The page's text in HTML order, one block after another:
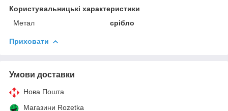
Користувальницькі характеристики
Метал
срібло
Приховати
Умови доставки
Нова Пошта
Магазини Rozetka